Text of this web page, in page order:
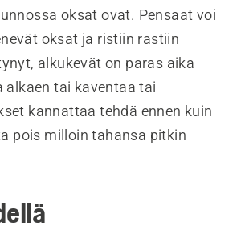
oksat ovat. Pensaat voi
oksat ja ristiin rastiin
alkukevät on paras aika
alkaen tai kaventaa tai
kannattaa tehdä ennen kuin
pois milloin tahansa pitkin